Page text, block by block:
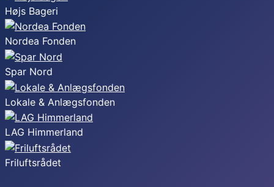
Højs Bageri
Nordea Fonden
Spar Nord
Lokale & Anlægsfonden
LAG Himmerland
Friluftsrådet